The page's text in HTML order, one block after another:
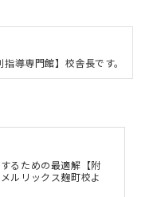
導専門館】校舎長です。
るための最適解【附
ルリックス麹町校よ